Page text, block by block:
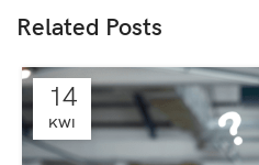
Related Posts
14
KWI